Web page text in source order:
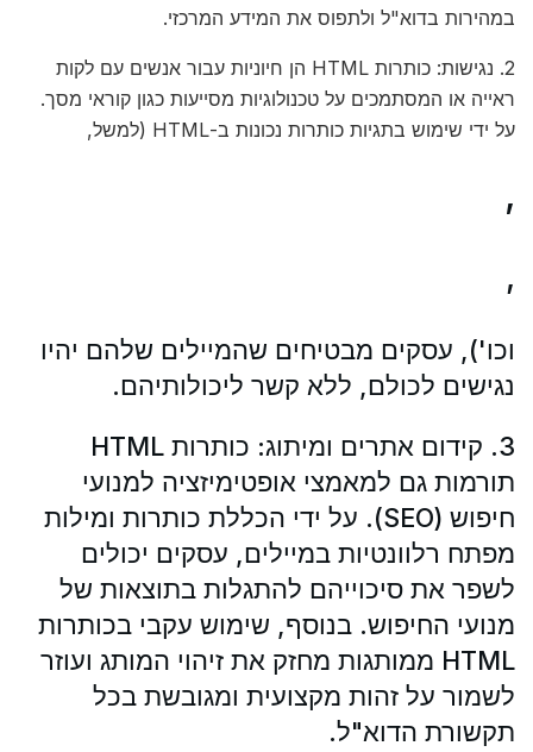
במהירות בדוא"ל ולתפוס את המידע המרכזי.
2. נגישות: כותרות HTML הן חיוניות עבור אנשים עם לקות
ראייה או המסתמכים על טכנולוגיות מסייעות כגון קוראי מסך.
על ידי שימוש בתגיות כותרות נכונות ב-HTML (למשל,
,
,
וכו'), עסקים מבטיחים שהמיילים שלהם יהיו
נגישים לכולם, ללא קשר ליכולותיהם.
3. קידום אתרים ומיתוג: כותרות HTML
תורמות גם למאמצי אופטימיזציה למנועי
חיפוש (SEO). על ידי הכללת כותרות ומילות
מפתח רלוונטיות במיילים, עסקים יכולים
לשפר את סיכוייהם להתגלות בתוצאות של
מנועי החיפוש. בנוסף, שימוש עקבי בכותרות
HTML ממותגות מחזק את זיהוי המותג ועוזר
לשמור על זהות מקצועית ומגובשת בכל
תקשורת הדוא"ל.